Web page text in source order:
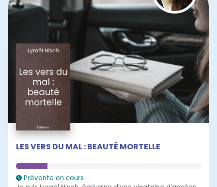
LES VERS DU MAL : BEAUTÉ MORTELLE
Prévente en cours